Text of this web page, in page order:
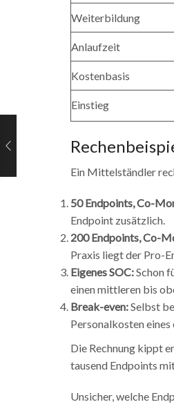
Weiterbildung
Anlaufzeit
Kostenbasis
Einstieg
Ein Mittelständler
50 Endpoints, Co-
Endpoint zusätzlich.
200 Endpoints, Co-
Praxis liegt der Pro-
Eigenes SOC:Schon
einen mittleren bis
Break-even:Selbst
Personalkosten
Die Rechnung kippt
tausend Endpoints
Unsicher, welche